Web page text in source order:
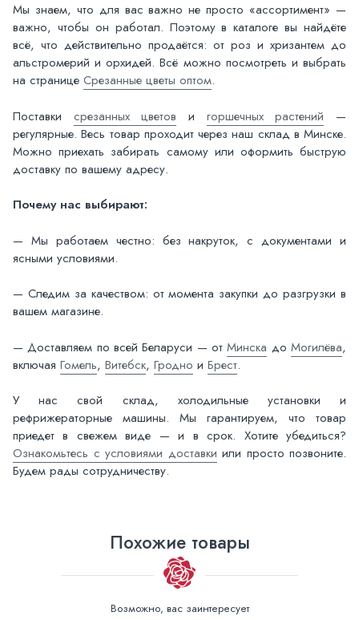
Мы знаем, что для вас важно не просто «ассортимент» —
важно, чтобы он работал. Поэтому в каталоге вы найдёте
всё, что действительно продаётся: от роз и хризантем до
альстромерий и орхидей. Всё можно посмотреть и выбрать
на странице Срезанные цветы оптом.
Поставки срезанных цветов и горшечных растений —
регулярные. Весь товар проходит через наш склад в Минске.
Можно приехать забирать самому или оформить быструю
доставку по вашему адресу.
Почему нас выбирают:
— Мы работаем честно: без накруток, с документами и
ясными условиями.
— Следим за качеством: от момента закупки до разгрузки в
вашем магазине.
— Доставляем по всей Беларуси — отМинска доМогилёва,
включая Гомель, Витебск, Гродно и Брест.
У нас свой склад, холодильные установки и
рефрижераторные машины. Мы гарантируем, что товар
приедет в свежем виде — и в срок. Хотите убедиться?
Ознакомьтесь с условиями доставки или просто позвоните.
Будем рады сотрудничеству.
Похожие товары
Возможно, вас заинтересует